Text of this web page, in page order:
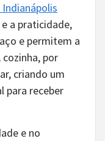
a praticidade,
e permitem a
por
criando um
para receber
e no